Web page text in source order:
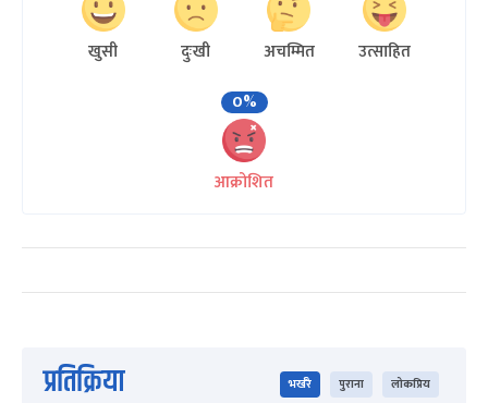
खुसी दुःखी अचम्मित
उत्साहित
0%
आक्रोशित
प्रतिक्रिया भर्खरै पुराना लोकप्रिय